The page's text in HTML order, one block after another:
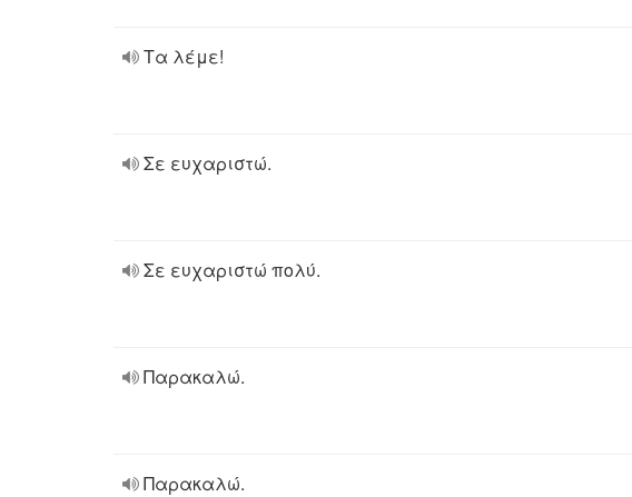
Τα λέμε!
Σε ευχαριστώ.
Σε ευχαριστώ πολύ.
Παρακαλώ.
Παρακαλώ.